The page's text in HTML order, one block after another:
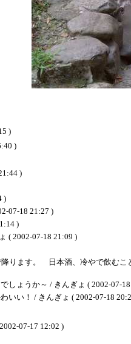
)
)
)
)
07-18 21:27 )
)
( 2002-07-18 21:09 )
ます。 日本酒、冷やで飲むこ
ょうか～ / きんぎょ ( 2002-07-
い！ / きんぎょ ( 2002-07-18
07-17 12:02 )